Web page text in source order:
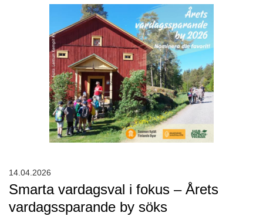
Smarta vardagsval i fokus – Årets
vardagssparande by söks
14.04.2026